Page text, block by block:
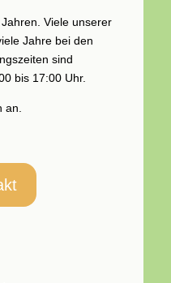
Viele unserer
Jahre bei den
sind
bis 17:00 Uhr.
an.